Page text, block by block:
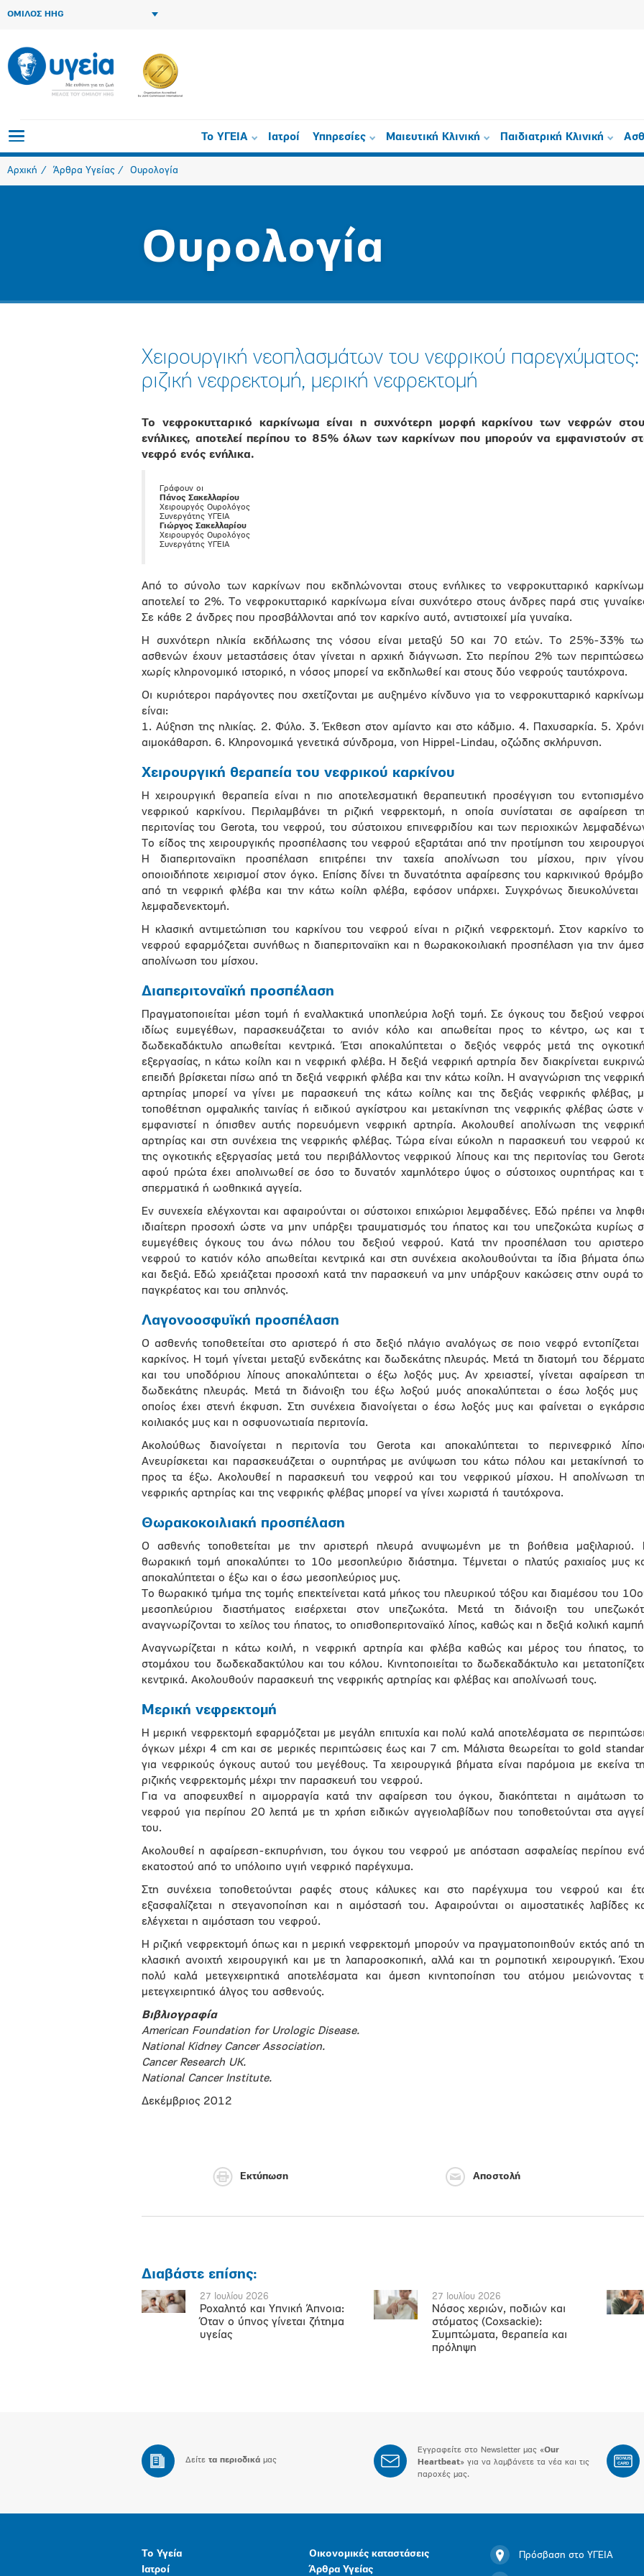
ΟΜΙΛΟΣ HHG
Το ΥΓΕΙΑ Ιατροί Υπηρεσίες Μαιευτική Κλινική Παιδιατρική Κλινική
Αρχική Άρθρα Υγείας Ουρολογία
Ουρολογία
Χειρουργική νεοπλασμάτων του νεφρικού παρεγχύματος:
ριζική νεφρεκτομή, μερική νεφρεκτομή
Το νεφροκυτταρικό καρκίνωμα είναι η συχνότερη μορφή καρκίνου των νεφρών
ενήλικες, αποτελεί περίπου το 85% όλων των καρκίνων που μπορούν να εμφανιστούν
νεφρό ενός ενήλικα.
Γράφουν οι
Πάνος Σακελλαρίου
Χειρουργός Ουρολόγος
Συνεργάτης ΥΓΕΙΑ
Γιώργος Σακελλαρίου
Χειρουργός Ουρολόγος
Συνεργάτης ΥΓΕΙΑ
Από το σύνολο των καρκίνων που εκδηλώνονται στους ενήλικες το νεφροκυτταρικό
αποτελεί το 2%. Το νεφροκυτταρικό καρκίνωμα είναι συχνότερο στους άνδρες παρά στις
Σε κάθε 2 άνδρες που προσβάλλονται από τον καρκίνο αυτό, αντιστοιχεί μία γυναίκα.
Η συχνότερη ηλικία εκδήλωσης της νόσου είναι μεταξύ 50 και 70 ετών. Το 25%-33%
ασθενών έχουν μεταστάσεις όταν γίνεται η αρχική διάγνωση. Στο περίπου 2% των
χωρίς κληρονομικό ιστορικό, η νόσος μπορεί να εκδηλωθεί και στους δύο νεφρούς ταυτόχρονα.
Οι κυριότεροι παράγοντες που σχετίζονται με αυξημένο κίνδυνο για το νεφροκυτταρικό
είναι:
1. Αύξηση της ηλικίας. 2. Φύλο. 3. Έκθεση στον αμίαντο και στο κάδμιο. 4. Παχυσαρκία. 5.
αιμοκάθαρση. 6. Κληρονομικά γενετικά σύνδρομα, von Hippel-Lindau, οζώδης σκλήρυνση.
Χειρουργική θεραπεία του νεφρικού καρκίνου
Η χειρουργική θεραπεία είναι η πιο αποτελεσματική θεραπευτική προσέγγιση του
νεφρικού καρκίνου. Περιλαμβάνει τη ριζική νεφρεκτομή, η οποία συνίσταται σε αφαίρεση
περιτονίας του Gerota, του νεφρού, του σύστοιχου επινεφριδίου και των περιοχικών
Το είδος της χειρουργικής προσπέλασης του νεφρού εξαρτάται από την προτίμηση του
Η διαπεριτοναϊκη προσπέλαση επιτρέπει την ταχεία απολίνωση του μίσχου, πριν
οποιοιδήποτε χειρισμοί στον όγκο. Επίσης δίνει τη δυνατότητα αφαίρεσης του καρκινικού
από τη νεφρική φλέβα και την κάτω κοίλη φλέβα, εφόσον υπάρχει. Συγχρόνως διευκολύνεται
λεμφαδενεκτομή.
Η κλασική αντιμετώπιση του καρκίνου του νεφρού είναι η ριζική νεφρεκτομή. Στον καρκίνο
νεφρού εφαρμόζεται συνήθως η διαπεριτοναϊκη και η θωρακοκοιλιακή προσπέλαση για την
απολίνωση του μίσχου.
Διαπεριτοναϊκή προσπέλαση
Πραγματοποιείται μέση τομή ή εναλλακτικά υποπλεύρια λοξή τομή. Σε όγκους του δεξιού
ιδίως ευμεγέθων, παρασκευάζεται το ανιόν κόλο και απωθείται προς το κέντρο, ως και
δωδεκαδάκτυλο απωθείται κεντρικά. Έτσι αποκαλύπτεται ο δεξιός νεφρός μετά της
εξεργασίας, η κάτω κοίλη και η νεφρική φλέβα. Η δεξιά νεφρική αρτηρία δεν διακρίνεται
επειδή βρίσκεται πίσω από τη δεξιά νεφρική φλέβα και την κάτω κοίλη. Η αναγνώριση της
αρτηρίας μπορεί να γίνει με παρασκευή της κάτω κοίλης και της δεξιάς νεφρικής φλέβας,
τοποθέτηση ομφαλικής ταινίας ή ειδικού αγκίστρου και μετακίνηση της νεφρικής φλέβας ώστε
εμφανιστεί η όπισθεν αυτής πορευόμενη νεφρική αρτηρία. Ακολουθεί απολίνωση της
αρτηρίας και στη συνέχεια της νεφρικής φλέβας. Τώρα είναι εύκολη η παρασκευή του νεφρού
της ογκοτικής εξεργασίας μετά του περιβάλλοντος νεφρικού λίπους και της περιτονίας του
αφού πρώτα έχει απολινωθεί σε όσο το δυνατόν χαμηλότερο ύψος ο σύστοιχος ουρητήρας και
σπερματικά ή ωοθηκικά αγγεία.
Εν συνεχεία ελέγχονται και αφαιρούνται οι σύστοιχοι επιχώριοι λεμφαδένες. Εδώ πρέπει να
ιδιαίτερη προσοχή ώστε να μην υπάρξει τραυματισμός του ήπατος και του υπεζοκώτα κυρίως
ευμεγέθεις όγκους του άνω πόλου του δεξιού νεφρού. Κατά την προσπέλαση του
νεφρού το κατιόν κόλο απωθείται κεντρικά και στη συνέχεια ακολουθούνται τα ίδια βήματα
και δεξιά. Εδώ χρειάζεται προσοχή κατά την παρασκευή να μην υπάρξουν κακώσεις στην ουρά
παγκρέατος και του σπληνός.
Λαγονοοσφυϊκή προσπέλαση
Ο ασθενής τοποθετείται στο αριστερό ή στο δεξιό πλάγιο αναλόγως σε ποιο νεφρό εντοπίζεται
καρκίνος. Η τομή γίνεται μεταξύ ενδεκάτης και δωδεκάτης πλευράς. Μετά τη διατομή του
και του υποδόριου λίπους αποκαλύπτεται ο έξω λοξός μυς. Αν χρειαστεί, γίνεται αφαίρεση
δωδεκάτης πλευράς. Μετά τη διάνοιξη του έξω λοξού μυός αποκαλύπτεται ο έσω λοξός μυς
οποίος έχει στενή έκφυση. Στη συνέχεια διανοίγεται ο έσω λοξός μυς και φαίνεται ο
κοιλιακός μυς και η οσφυονωτιαία περιτονία.
Ακολούθως διανοίγεται η περιτονία του Gerota και αποκαλύπτεται το περινεφρικό
Ανευρίσκεται και παρασκευάζεται ο ουρητήρας με ανύψωση του κάτω πόλου και μετακίνησή
προς τα έξω. Ακολουθεί η παρασκευή του νεφρού και του νεφρικού μίσχου. Η απολίνωση
νεφρικής αρτηρίας και της νεφρικής φλέβας μπορεί να γίνει χωριστά ή ταυτόχρονα.
Θωρακοκοιλιακή προσπέλαση
Ο ασθενής τοποθετείται με την αριστερή πλευρά ανυψωμένη με τη βοήθεια μαξιλαριού.
θωρακική τομή αποκαλύπτει το 10ο μεσοπλεύριο διάστημα. Τέμνεται ο πλατύς ραχιαίος μυς
αποκαλύπτεται ο έξω και ο έσω μεσοπλεύριος μυς.
Το θωρακικό τμήμα της τομής επεκτείνεται κατά μήκος του πλευρικού τόξου και διαμέσου του
μεσοπλεύριου διαστήματος εισέρχεται στον υπεζωκότα. Μετά τη διάνοιξη του
αναγνωρίζονται το χείλος του ήπατος, το οπισθοπεριτοναϊκό λίπος, καθώς και η δεξιά κολική
Αναγνωρίζεται η κάτω κοιλή, η νεφρική αρτηρία και φλέβα καθώς και μέρος του ήπατος,
στομάχου του δωδεκαδακτύλου και του κόλου. Κινητοποιείται το δωδεκαδάκτυλο και
κεντρικά. Ακολουθούν παρασκευή της νεφρικής αρτηρίας και φλέβας και απολίνωσή τους.
Μερική νεφρεκτομή
Η μερική νεφρεκτομή εφαρμόζεται με μεγάλη επιτυχία και πολύ καλά αποτελέσματα σε
όγκων μέχρι 4 cm και σε μερικές περιπτώσεις έως και 7 cm. Μάλιστα θεωρείται το gold
για νεφρικούς όγκους αυτού του μεγέθους. Τα χειρουργικά βήματα είναι παρόμοια με εκείνα
ριζικής νεφρεκτομής μέχρι την παρασκευή του νεφρού.
Για να αποφευχθεί η αιμορραγία κατά την αφαίρεση του όγκου, διακόπτεται η αιμάτωση
νεφρού για περίπου 20 λεπτά με τη χρήση ειδικών αγγειολαβίδων που τοποθετούνται στα
του.
Ακολουθεί η αφαίρεση-εκπυρήνιση, του όγκου του νεφρού με απόσταση ασφαλείας περίπου
εκατοστού από το υπόλοιπο υγιή νεφρικό παρέγχυμα.
Στη συνέχεια τοποθετούνται ραφές στους κάλυκες και στο παρέγχυμα του νεφρού και
εξασφαλίζεται η στεγανοποίηση και η αιμόστασή του. Αφαιρούνται οι αιμοστατικές λαβίδες
ελέγχεται η αιμόσταση του νεφρού.
Η ριζική νεφρεκτομή όπως και η μερική νεφρεκτομή μπορούν να πραγματοποιηθούν εκτός από
κλασική ανοιχτή χειρουργική και με τη λαπαροσκοπική, αλλά και τη ρομποτική χειρουργική.
πολύ καλά μετεγχειρητικά αποτελέσματα και άμεση κινητοποίηση του ατόμου μειώνοντας
μετεγχειρητικό άλγος του ασθενούς.
Bιβλιογραφία
American Foundation for Urologic Disease.
National Kidney Cancer Association.
Cancer Research UK.
National Cancer Institute.
Δεκέμβριος 2012
Εκτύπωση Αποστολή
Διαβάστε επίσης:
27 Ιουλίου 2026
Ροχαλητό και Υπνική Άπνοια:
Όταν ο ύπνος γίνεται ζήτημα
υγείας
27 Ιουλίου 2026
Νόσος χεριών, ποδιών και
στόματος (Coxsackie):
Συμπτώματα, θεραπεία και
πρόληψη
Δείτε τα περιοδικά μας
Εγγραφείτε στο Newsletter μας «Our
Heartbeat» για να λαμβάνετε τα νέα και τις
παροχές μας.
BONUS
CARD
Το Υγεία
Ιατροί
Οικονομικές καταστάσεις
Άρθρα Υγείας
Πρόσβαση στο ΥΓΕΙΑ